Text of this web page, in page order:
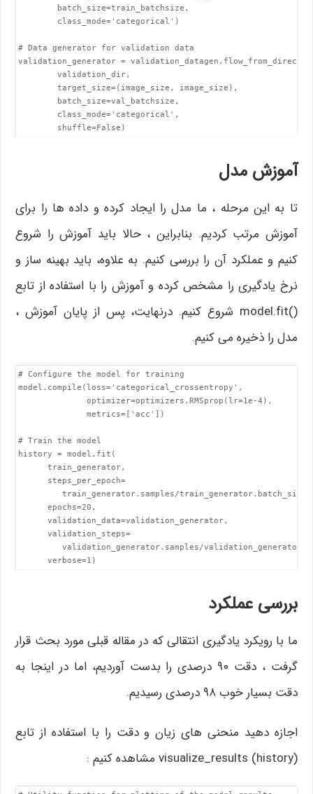
        batch_size=train_batchsize,
        class_mode='categorical')
# Data generator for validation data
validation_generator =
        validation_dir,
        target_size=(image_size, image_size),
        batch_size=val_batchsize,
        class_mode='categorical',
        shuffle=False)
آموزش مدل
تا به این مرحله ، ما مدل را ایجاد کرده و داده ها را برای
آموزش مرتب کردیم. بنابراین ، حالا باید آموزش را شروع
کنیم و عملکرد آن را بررسی کنیم. به علاوه، باید بهینه ساز و
نرخ یادگیری را مشخص کرده و آموزش را با استفاده از تابع
()model.fit شروع کنیم. درنهایت، پس از پایان آموزش ،
مدل را ذخیره می کنیم.
# Configure the model for training
model.compile(loss='categorical_crossentropy',
              optimizer=optimizers.RMSprop(lr=1e-4),
              metrics=['acc'])
# Train the model
history = model.fit(
      train_generator,
      steps_per_epoch=
         train_generator.samples/train_generator.batch_size,
      epochs=20,
      validation_data=validation_generator,
      validation_steps=
validation_generator.samples/
      verbose=1)
بررسی عملکرد
ما با رویکرد یادگیری انتقالی که در مقاله قبلی مورد بحث قرار
گرفت ، دقت ۹۰ درصدی را بدست آوردیم، اما در اینجا به
دقت بسیار خوب ۹۸ درصدی رسیدیم.
اجازه دهید منحنی های زیان و دقت را با استفاده از تابع
visualize_results (history) مشاهده کنیم :